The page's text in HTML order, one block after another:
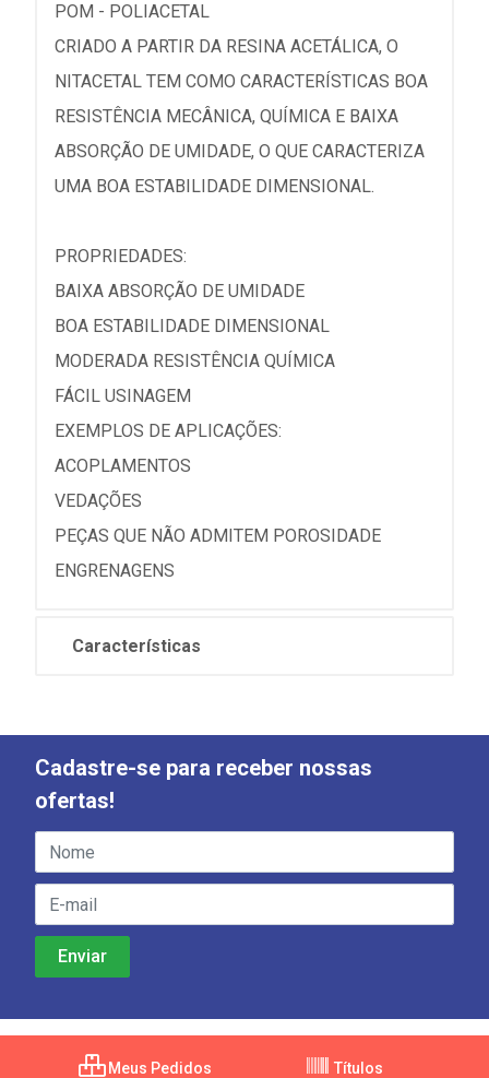
POM - POLIACETAL
CRIADO A PARTIR DA RESINA ACETÁLICA, O
NITACETAL TEM COMO CARACTERÍSTICAS BOA
RESISTÊNCIA MECÂNICA, QUÍMICA E BAIXA
ABSORÇÃO DE UMIDADE, O QUE CARACTERIZA
UMA BOA ESTABILIDADE DIMENSIONAL.
PROPRIEDADES:
BAIXA ABSORÇÃO DE UMIDADE
BOA ESTABILIDADE DIMENSIONAL
MODERADA RESISTÊNCIA QUÍMICA
FÁCIL USINAGEM
EXEMPLOS DE APLICAÇÕES:
ACOPLAMENTOS
VEDAÇÕES
PEÇAS QUE NÃO ADMITEM POROSIDADE
ENGRENAGENS
Características
Cadastre-se para receber nossas
ofertas!
Meus Pedidos Títulos